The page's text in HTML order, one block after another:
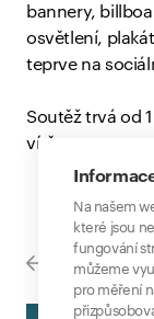
bannery,
osvětlení,
teprve na
Soutěž trvá od
vítěze.
Na našem
které jsou
fungování
můžeme
pro měření